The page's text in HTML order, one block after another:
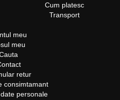
Cum platesc
Transport
meu
meu
retur
consimtamant
personale